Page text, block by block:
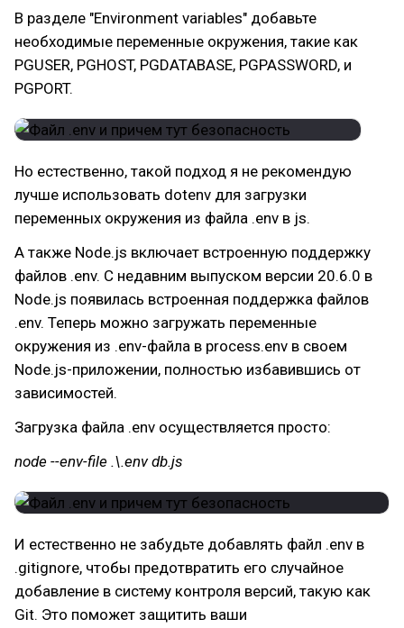
В разделе "Environment variables" добавьте
необходимые переменные окружения, такие как
PGUSER, PGHOST, PGDATABASE, PGPASSWORD, и
PGPORT.
Но естественно, такой подход я не рекомендую
лучше использовать dotenv для загрузки
переменных окружения из файла .env в js.
А также Node.js включает встроенную поддержку
файлов .env. С недавним выпуском версии 20.6.0 в
Node.js появилась встроенная поддержка файлов
.env. Теперь можно загружать переменные
окружения из .env-файла в process.env в своем
Node.js-приложении, полностью избавившись от
зависимостей.
Загрузка файла .env осуществляется просто:
node --env-file .\.env db.js
И естественно не забудьте добавлять файл .env в
.gitignore, чтобы предотвратить его случайное
добавление в систему контроля версий, такую как
Git. Это поможет защитить ваши